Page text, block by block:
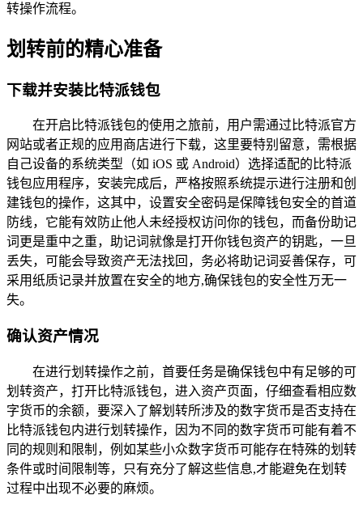
转操作流程。
划转前的精心准备
下载并安装比特派钱包
在开启比特派钱包的使用之旅前，用户需通过比特派官方
网站或者正规的应用商店进行下载，这里要特别留意，需根据
自己设备的系统类型（如 iOS 或 Android）选择适配的比特派
钱包应用程序，安装完成后，严格按照系统提示进行注册和创
建钱包的操作，这其中，设置安全密码是保障钱包安全的首道
防线，它能有效防止他人未经授权访问你的钱包，而备份助记
词更是重中之重，助记词就像是打开你钱包资产的钥匙，一旦
丢失，可能会导致资产无法找回，务必将助记词妥善保存，可
采用纸质记录并放置在安全的地方,确保钱包的安全性万无一
失。
确认资产情况
在进行划转操作之前，首要任务是确保钱包中有足够的可
划转资产，打开比特派钱包，进入资产页面，仔细查看相应数
字货币的余额，要深入了解划转所涉及的数字货币是否支持在
比特派钱包内进行划转操作，因为不同的数字货币可能有着不
同的规则和限制，例如某些小众数字货币可能存在特殊的划转
条件或时间限制等，只有充分了解这些信息,才能避免在划转
过程中出现不必要的麻烦。